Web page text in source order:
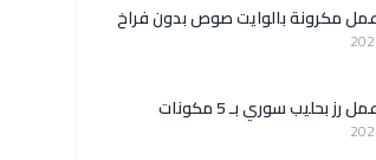
مكرونة بالوايت صوص بدون فراخ
بحليب سوري بـ 5 مكونات